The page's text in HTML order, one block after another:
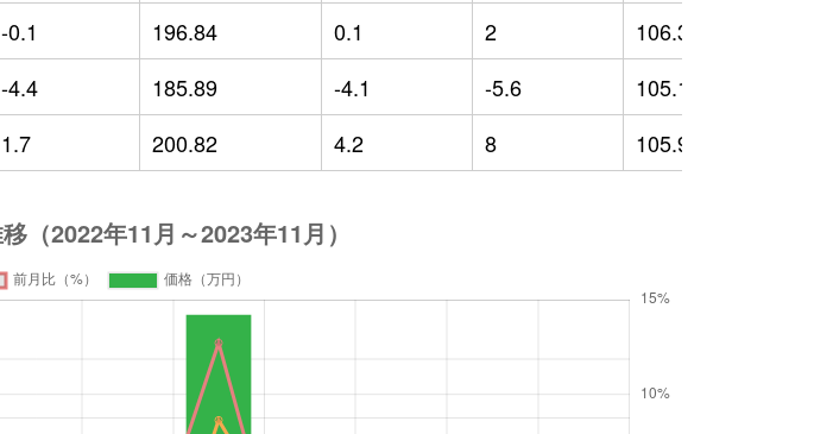
-0.1 196.84 0.1 2 106.3
-4.4 185.89 -4.1 -5.6 105.13
1.7 200.82 4.2 8 105.93